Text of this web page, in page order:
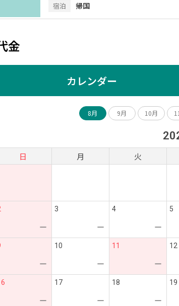
宿泊 帰国
金
カレンダー
8月 9月 10月
日 月 火
ー
3
ー
4
ー
5
ー
10
ー
11
ー
12
ー
17
ー
18
ー
19